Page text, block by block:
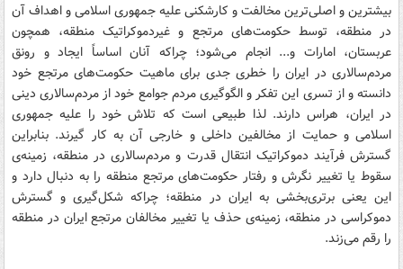
بیشترین و اصلی‌ترین مخالفت و کارشکنی علیه جمهوری اسلامی و اهداف آن
در منطقه، توسط حکومت‌های مرتجع و غیردموکراتیک منطقه، همچون
عربستان، امارات و... انجام می‌شود؛ چراکه آنان اساساً ایجاد و رونق
مردم‌سالاری در ایران را خطری جدی برای ماهیت حکومت‌های مرتجع خود
دانسته و از تسری این تفکر و الگوگیری مردم جوامع خود از مردم‌سالاری دینی
در ایران، هراس دارند. لذا طبیعی است که تلاش خود را علیه جمهوری
اسلامی و حمایت از مخالفین داخلی و خارجی آن به کار گیرند. بنابراین
گسترش فرآیند دموکراتیک انتقال قدرت و مردم‌سالاری در منطقه، زمینه‌ی
سقوط یا تغییر نگرش و رفتار حکومت‌های مرتجع منطقه را به دنبال دارد و
این یعنی برتری‌بخشی به ایران در منطقه؛ چراکه شکل‌گیری و گسترش
دموکراسی در منطقه، زمینه‌ی حذف یا تغییر مخالفان مرتجع ایران در منطقه
را رقم می‌زند.